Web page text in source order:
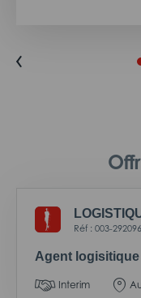
Réf : 003-292096
Agent logisitique
Interim